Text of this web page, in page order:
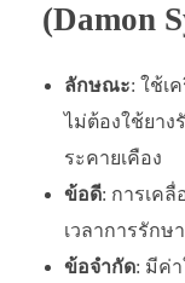
(Damon
ลักษณะ: ใช้เ
ไม่ต้องใช้ยาง
ระคายเคือง
ข้อดี: การเคลื่
เวลาการรักษ
ข้อจำกัด: มีค่